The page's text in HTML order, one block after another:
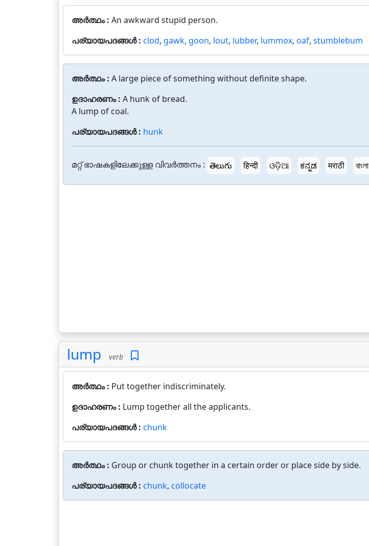
അർത്ഥം : An awkward stupid person.
പര്യായപദങ്ങൾ : clod, gawk, goon, lout, lubber, lummox, oaf, stumblebum
അർത്ഥം : A large piece of something without definite shape.
ഉദാഹരണം : A hunk of bread.
A lump of coal.
പര്യായപദങ്ങൾ : hunk
മറ്റ് ഭാഷകളിലേക്കുള്ള വിവർത്തനം : తెలుగు हिन्दी ଓଡ଼ିଆ ಕನ್ನಡ मराठी বাংলা
lump verb
അർത്ഥം : Put together indiscriminately.
ഉദാഹരണം : Lump together all the applicants.
പര്യായപദങ്ങൾ : chunk
അർത്ഥം : Group or chunk together in a certain order or place side by side.
പര്യായപദങ്ങൾ : chunk, collocate